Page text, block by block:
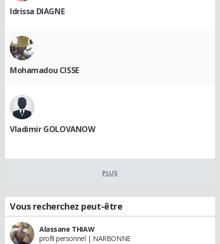
Idrissa DIAGNE
Mohamadou CISSE
Vladimir GOLOVANOW
PLUS
Vous recherchez peut-être
Alassane THIAW
profil personnel | NARBONNE